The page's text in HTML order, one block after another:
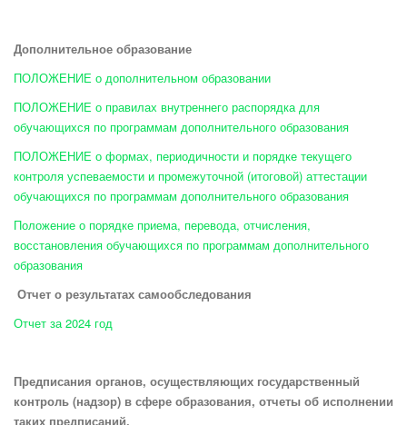
Дополнительное образование
ПОЛОЖЕНИЕ о дополнительном образовании
ПОЛОЖЕНИЕ о правилах внутреннего распорядка для
обучающихся по программам дополнительного образования
ПОЛОЖЕНИЕ о формах, периодичности и порядке текущего
контроля успеваемости и промежуточной (итоговой) аттестации
обучающихся по программам дополнительного образования
Положение о порядке приема, перевода, отчисления,
восстановления обучающихся по программам дополнительного
образования
Отчет о результатах самообследования
Отчет за 2024 год
Предписания органов, осуществляющих государственный
контроль (надзор) в сфере образования, отчеты об исполнении
таких предписаний.